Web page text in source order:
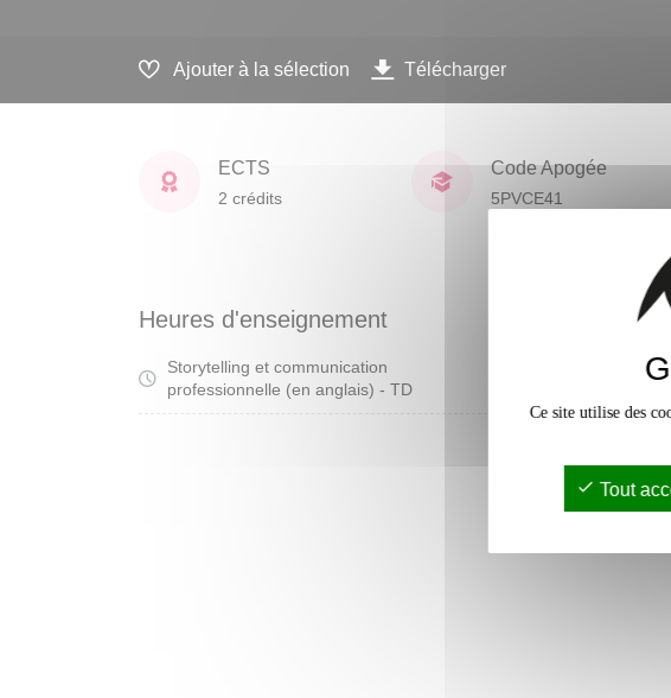
Ajouter à la sélection Télécharger
ECTS
2 crédits
Code Apogée
5PVCE41
Heures d'enseignement
Storytelling et communication
professionnelle (en anglais) - TD
Ce site utilise des
Tout